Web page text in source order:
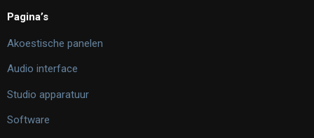
Pagina’s
Akoestische panelen
Audio interface
Studio apparatuur
Software